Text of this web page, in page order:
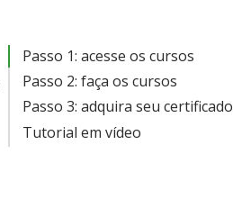
Passo 1: acesse os cursos
Passo 2: faça os cursos
Passo 3: adquira seu certificado
Tutorial em vídeo